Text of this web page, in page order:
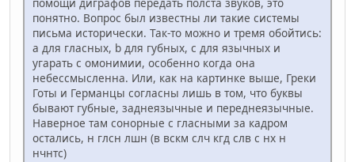
понятно. Вопрос был известны ли такие системы
письма исторически. Так-то можно и тремя обойтись:
a для гласных, b для губных, c для язычных и
угарать с омонимии, особенно когда она
небессмысленна. Или, как на картинке выше, Греки
Готы и Германцы согласны лишь в том, что буквы
бывают губные, заднеязычные и переднеязычные.
Наверное там сонорные с гласными за кадром
остались, н глсн лшн (в вскм слч кгд слв с нх н
нчнтс)